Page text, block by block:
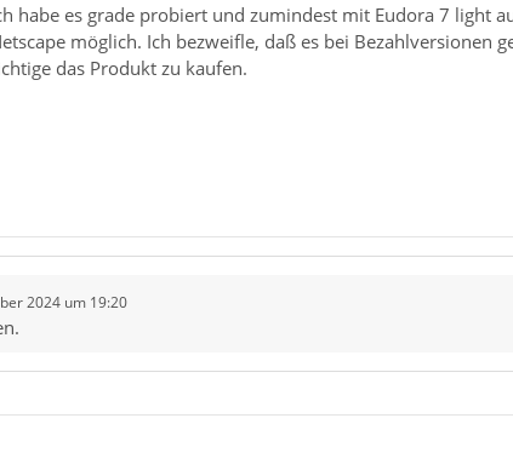
habe es grade probiert und zumindest mit Eudora 7 light
möglich. Ich bezweifle, daß es bei
das Produkt zu kaufen.
2024 um 19:20